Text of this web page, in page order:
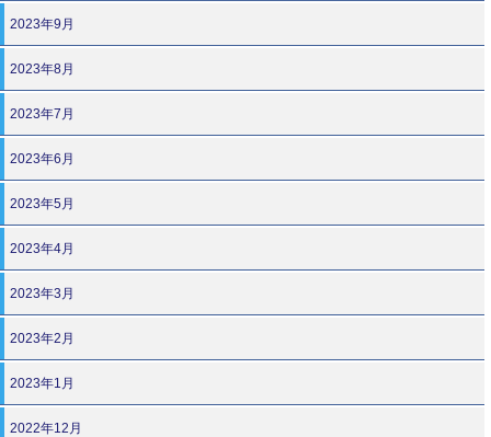
2023年9月
2023年8月
2023年7月
2023年6月
2023年5月
2023年4月
2023年3月
2023年2月
2023年1月
2022年12月